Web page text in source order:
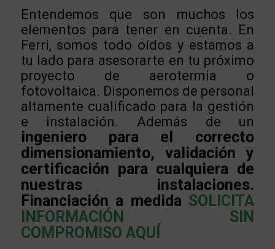
Entendemos que son muchos los
elementos para tener en cuenta. En
Ferri, somos todo oídos y estamos a
tu lado para asesorarte en tu próximo
proyecto de aerotermia o
fotovoltaica. Disponemos de personal
altamente cualificado para la gestión
e instalación. Además de un
ingeniero para el correcto
dimensionamiento, validación y
certificación para cualquiera de
nuestras instalaciones.
Financiación a medida SOLICITA
INFORMACIÓN SIN
COMPROMISO AQUÍ